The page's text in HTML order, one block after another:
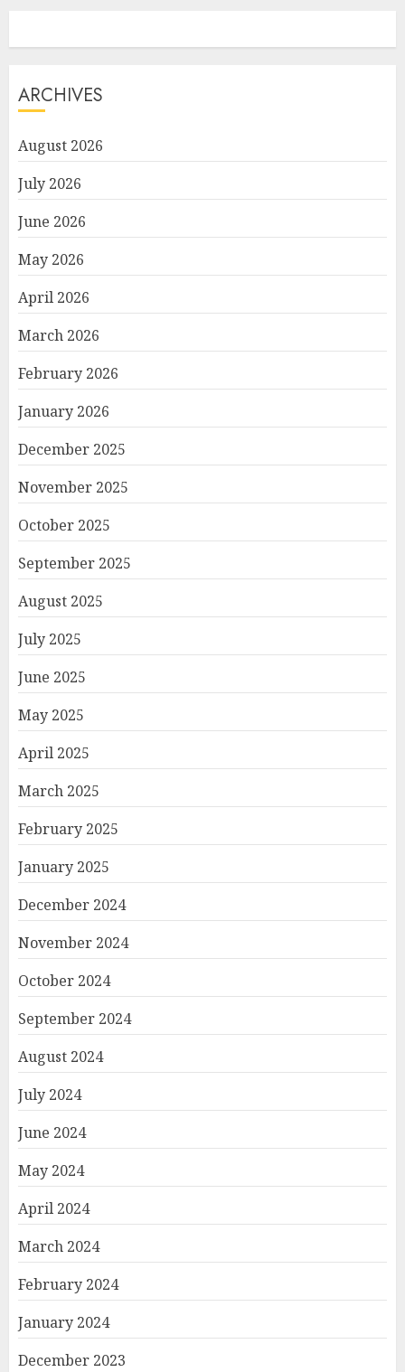
ARCHIVES
August 2026
July 2026
June 2026
May 2026
April 2026
March 2026
February 2026
January 2026
December 2025
November 2025
October 2025
September 2025
August 2025
July 2025
June 2025
May 2025
April 2025
March 2025
February 2025
January 2025
December 2024
November 2024
October 2024
September 2024
August 2024
July 2024
June 2024
May 2024
April 2024
March 2024
February 2024
January 2024
December 2023